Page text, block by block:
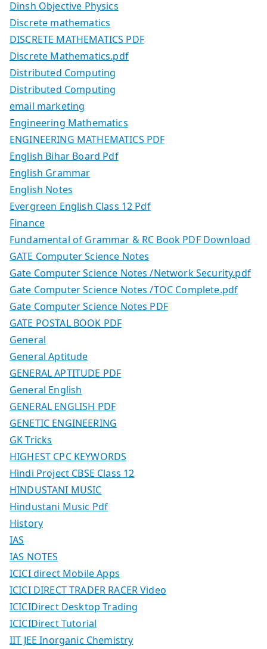
Dinsh Objective Physics
Discrete mathematics
DISCRETE MATHEMATICS PDF
Discrete Mathematics.pdf
Distributed Computing
Distributed Computing
email marketing
Engineering Mathematics
ENGINEERING MATHEMATICS PDF
English Bihar Board Pdf
English Grammar
English Notes
Evergreen English Class 12 Pdf
Finance
Fundamental of Grammar & RC Book PDF Download
GATE Computer Science Notes
Gate Computer Science Notes /Network Security.pdf
Gate Computer Science Notes /TOC Complete.pdf
Gate Computer Science Notes PDF
GATE POSTAL BOOK PDF
General
General Aptitude
GENERAL APTITUDE PDF
General English
GENERAL ENGLISH PDF
GENETIC ENGINEERING
GK Tricks
HIGHEST CPC KEYWORDS
Hindi Project CBSE Class 12
HINDUSTANI MUSIC
Hindustani Music Pdf
History
IAS
IAS NOTES
ICICI direct Mobile Apps
ICICI DIRECT TRADER RACER Video
ICICIDirect Desktop Trading
ICICIDirect Tutorial
IIT JEE Inorganic Chemistry